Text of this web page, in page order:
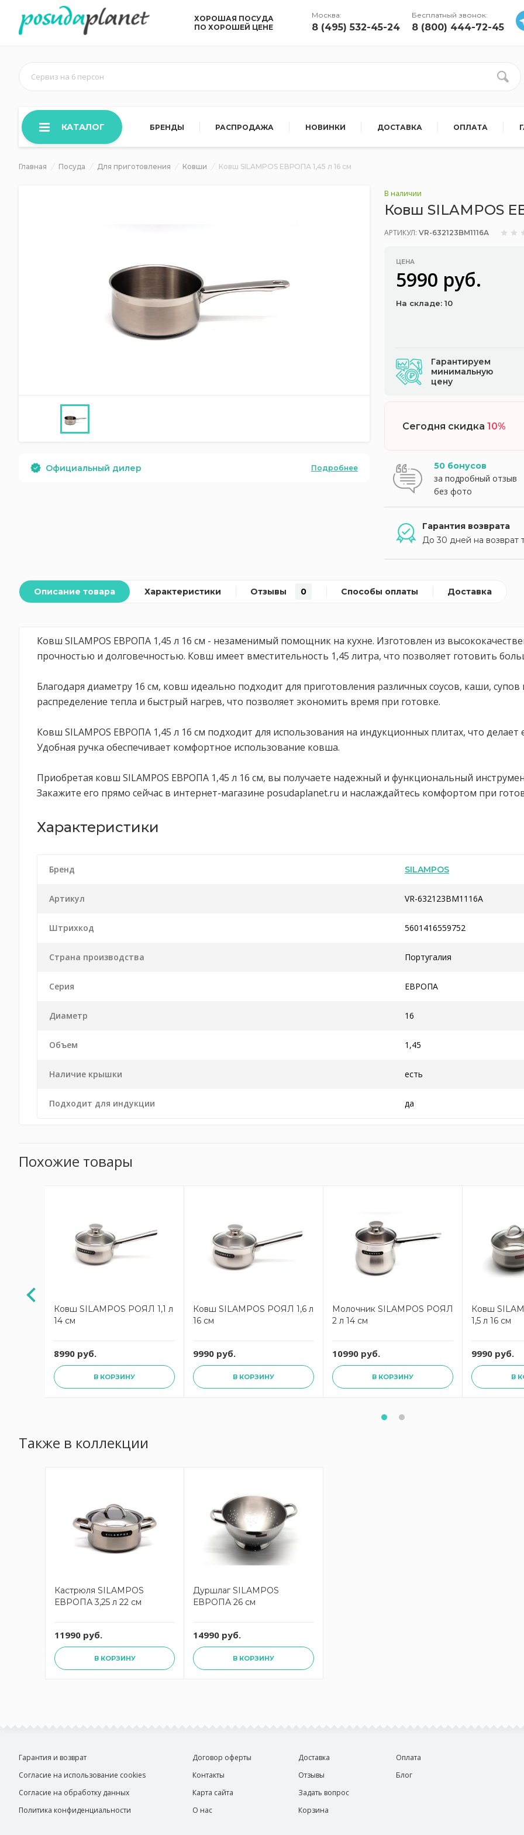
ХОРОШАЯ ПОСУДА
ПО ХОРОШЕЙ ЦЕНЕ
Москва:
8 (495) 532-45-24
Бесплатный звонок:
8 (800) 444-72-45
Сервиз на 6 персон
КАТАЛОГ БРЕНДЫ РАСПРОДАЖА НОВИНКИ ДОСТАВКА ОПЛАТА
Главная Посуда Для приготовления Ковши Ковш SILAMPOS ЕВРОПА 1,45 л 16 см
Официальный дилер Подробнее
В наличии
Ковш SILAMPOS
АРТИКУЛ: VR-632123BM1116A
ЦЕНА
5990 руб.
На складе: 10
Гарантируем
минимальную
цену
Сегодня скидка 10%
50 бонусов
за подробный отзыв
без фото
Гарантия возврата
До 30 дней на возврат
Описание товара Характеристики Отзывы 0 Способы оплаты Доставка
Ковш SILAMPOS ЕВРОПА 1,45 л 16 см - незаменимый помощник на кухне. Изготовлен из
прочностью и долговечностью. Ковш имеет вместительность 1,45 литра, что позволяет готовить
Благодаря диаметру 16 см, ковш идеально подходит для приготовления различных соусов, каши,
распределение тепла и быстрый нагрев, что позволяет экономить время при готовке.
Ковш SILAMPOS ЕВРОПА 1,45 л 16 см подходит для использования на индукционных плитах, что
Удобная ручка обеспечивает комфортное использование ковша.
Приобретая ковш SILAMPOS ЕВРОПА 1,45 л 16 см, вы получаете надежный и функциональный
Закажите его прямо сейчас в интернет-магазине posudaplanet.ru и наслаждайтесь комфортом при
Характеристики
Бренд SILAMPOS
Артикул VR-632123BM1116A
Штрихкод 5601416559752
Страна производства Португалия
Серия ЕВРОПА
Диаметр 16
Объем 1,45
Наличие крышки есть
Подходит для индукции да
Похожие товары
Ковш SILAMPOS РОЯЛ 1,1 л
14 см
8990 руб.
В КОРЗИНУ
Ковш SILAMPOS РОЯЛ 1,6 л
16 см
9990 руб.
В КОРЗИНУ
Молочник SILAMPOS РОЯЛ
2 л 14 см
10990 руб.
В КОРЗИНУ
Ковш
1,5 л 16 см
9990 руб.
В
Также в коллекции
Кастрюля SILAMPOS
ЕВРОПА 3,25 л 22 см
11990 руб.
В КОРЗИНУ
Дуршлаг SILAMPOS
ЕВРОПА 26 см
14990 руб.
В КОРЗИНУ
Гарантия и возврат
Согласие на использование cookies
Согласие на обработку данных
Политика конфиденциальности
Договор оферты
Контакты
Карта сайта
О нас
Доставка
Отзывы
Задать вопрос
Корзина
Оплата
Блог